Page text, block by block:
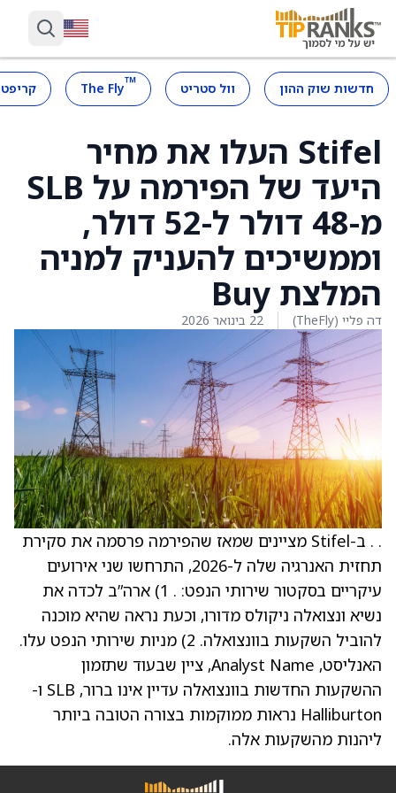
חדשות שוק ההון וול סטריט ™
The Fly
Stifel העלו את מחיר
היעד של הפירמה על SLB
מ-48 דולר ל-52 דולר,
וממשיכים להעניק למניה
המלצת Buy
דה פליי (TheFly) 22 בינואר 2026
. . ב-Stifel מציינים שמאז שהפירמה פרסמה את סקירת
תחזית האנרגיה שלה ל-2026, התרחשו שני אירועים
עיקריים בסקטור שירותי הנפט: . 1) ארה”ב לכדה את
נשיא ונצואלה ניקולס מדורו, וכעת נראה שהיא מוכנה
להוביל השקעות בוונצואלה. 2) מניות שירותי הנפט עלו.
האנליסט, Analyst Name, ציין שבעוד שתזמון
ההשקעות החדשות בוונצואלה עדיין אינו ברור, SLB ו-
Halliburton נראות ממוקמות בצורה הטובה ביותר
ליהנות מהשקעות אלה.